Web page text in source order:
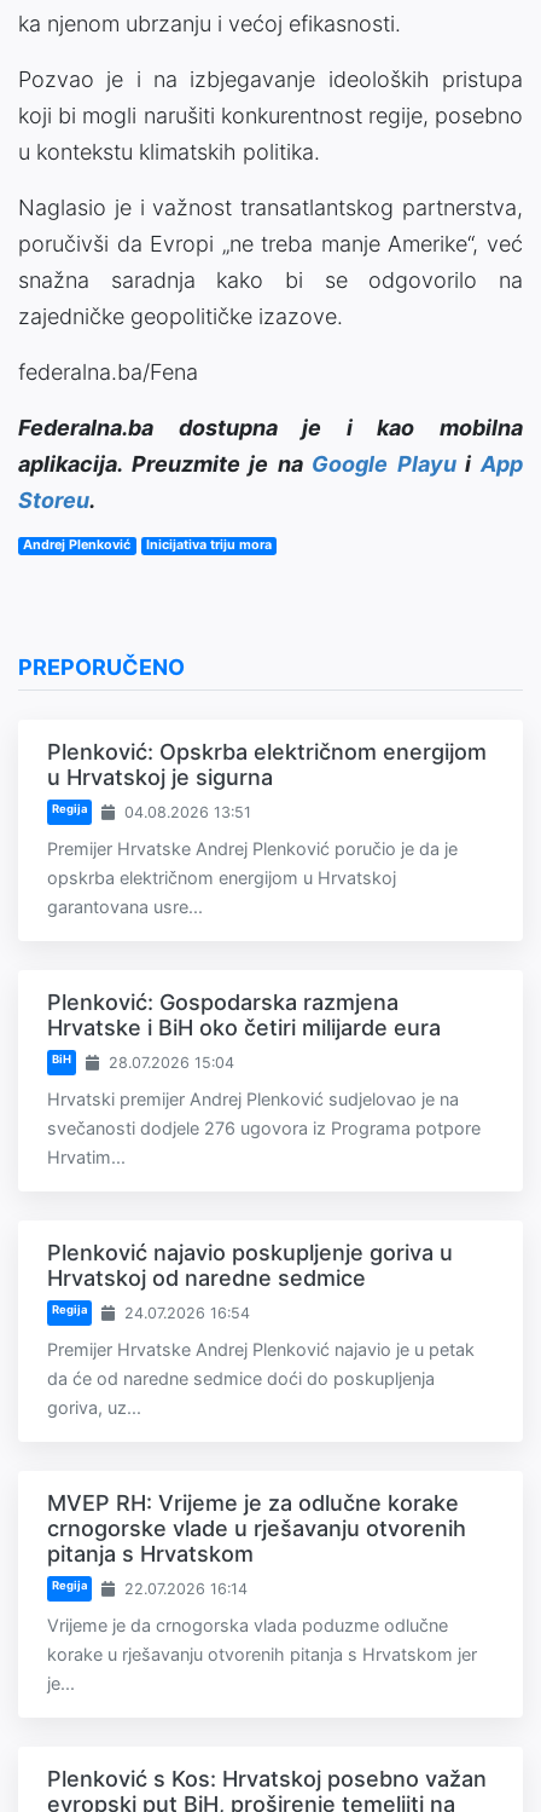
ka njenom ubrzanju i većoj efikasnosti.
Pozvao je i na izbjegavanje ideoloških pristupa
koji bi mogli narušiti konkurentnost regije, posebno
u kontekstu klimatskih politika.
Naglasio je i važnost transatlantskog partnerstva,
poručivši da Evropi „ne treba manje Amerike“, već
snažna saradnja kako bi se odgovorilo na
zajedničke geopolitičke izazove.
federalna.ba/Fena
Federalna.ba dostupna je i kao mobilna
aplikacija. Preuzmite je na Google PlayuiApp
Storeu.
Andrej Plenković Inicijativa triju mora
PREPORUČENO
Plenković: Opskrba električnom energijom
u Hrvatskoj je sigurna
Regija 04.08.2026 13:51
Premijer Hrvatske Andrej Plenković poručio je da je
opskrba električnom energijom u Hrvatskoj
garantovana usre...
Plenković: Gospodarska razmjena
Hrvatske i BiH oko četiri milijarde eura
BiH 28.07.2026 15:04
Hrvatski premijer Andrej Plenković sudjelovao je na
svečanosti dodjele 276 ugovora iz Programa potpore
Hrvatim...
Plenković najavio poskupljenje goriva u
Hrvatskoj od naredne sedmice
Regija 24.07.2026 16:54
Premijer Hrvatske Andrej Plenković najavio je u petak
da će od naredne sedmice doći do poskupljenja
goriva, uz...
MVEP RH: Vrijeme je za odlučne korake
crnogorske vlade u rješavanju otvorenih
pitanja s Hrvatskom
Regija 22.07.2026 16:14
Vrijeme je da crnogorska vlada poduzme odlučne
korake u rješavanju otvorenih pitanja s Hrvatskom jer
je...
Plenković s Kos: Hrvatskoj posebno važan
evropski put BiH, proširenje temeljiti na